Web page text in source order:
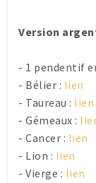
Version
- 1 pendentif
- Bélier : lien
- Taureau : lien
- Gémeaux :
- Cancer : lien
- Lion : lien
- Vierge : lien